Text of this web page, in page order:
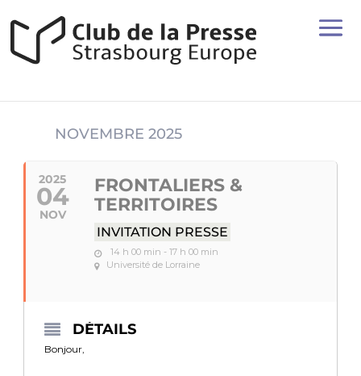
NOVEMBRE 2025
2025
04
NOV
FRONTALIERS &
TERRITOIRES
INVITATION PRESSE
14 h 00 min - 17 h 00 min
Université de Lorraine
DÉTAILS
Bonjour,